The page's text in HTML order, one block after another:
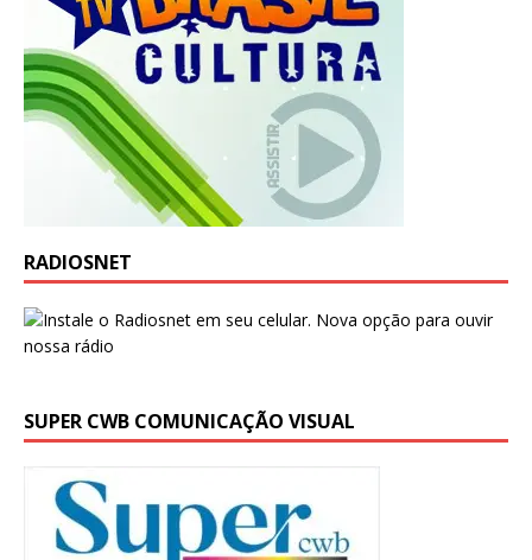
RADIOSNET
SUPER CWB COMUNICAÇÃO VISUAL